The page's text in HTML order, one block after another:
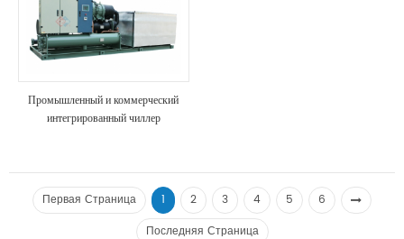
Промышленный и коммерческий
интегрированный чиллер
Первая Страница 1 2 3 4 5
6
Последняя Страница